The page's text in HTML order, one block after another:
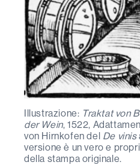
Illustrazione: Traktat von
der Wein, 1522,
von Hirnkofen del De vinis
versione è un vero e
della stampa originale.